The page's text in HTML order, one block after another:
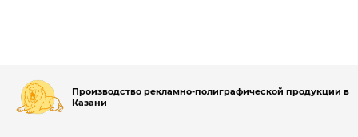
Производство рекламно-полиграфической продукции в
Казани